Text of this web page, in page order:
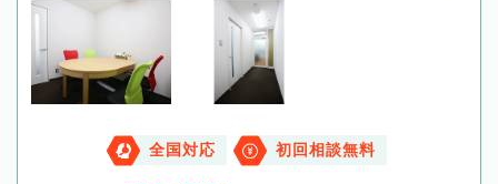
全国対応 初回相談無料